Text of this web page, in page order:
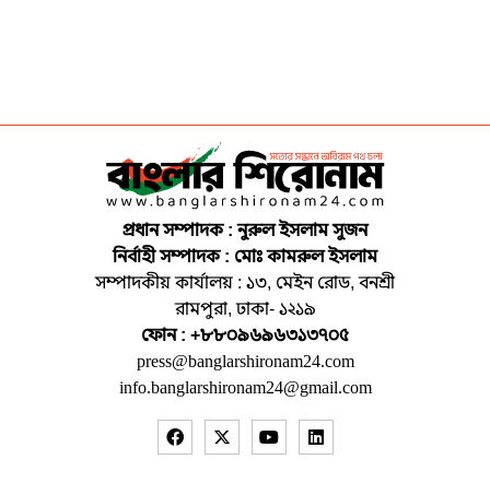
প্রধান সম্পাদক : নুরুল ইসলাম সুজন
নির্বাহী সম্পাদক : মোঃ কামরুল ইসলাম
সম্পাদকীয় কার্যালয় : ১৩, মেইন রোড, বনশ্রী
রামপুরা, ঢাকা- ১২১৯
ফোন : +৮৮০৯৬৯৬৩১৩৭০৫
press@banglarshironam24.com
info.banglarshironam24@gmail.com